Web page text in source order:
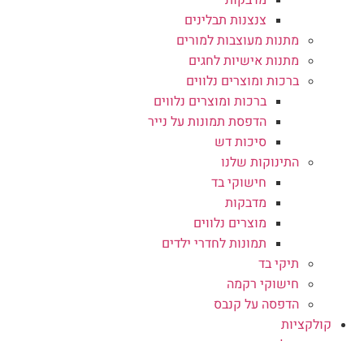
צנצנות תבלינים
מתנות מעוצבות למורים
מתנות אישיות לחגים
ברכות ומוצרים נלווים
ברכות ומוצרים נלווים
הדפסת תמונות על נייר
סיכות דש
התינוקות שלנו
חישוקי בד
מדבקות
מוצרים נלווים
תמונות לחדרי ילדים
תיקי בד
חישוקי רקמה
הדפסה על קנבס
קולקציות